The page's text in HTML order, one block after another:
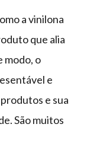
a vinilona
que alia
modo, o
e
e sua
São muitos